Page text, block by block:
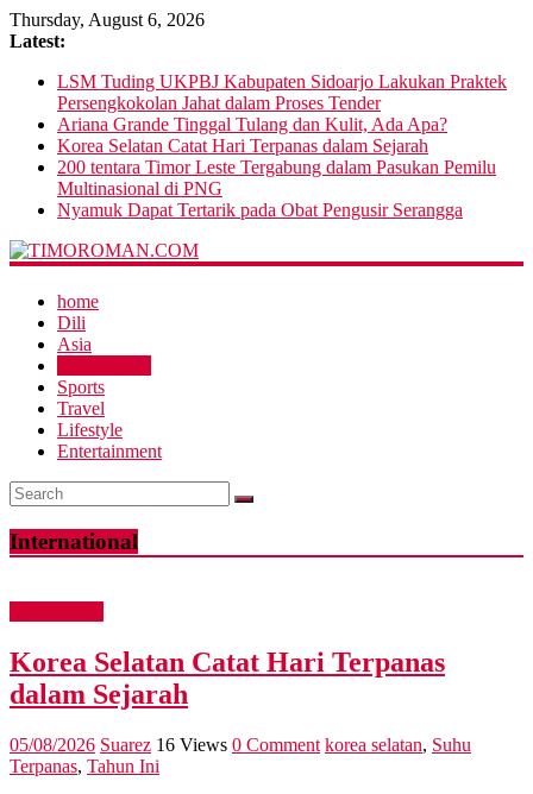
Thursday, August 6, 2026
Latest:
LSM Tuding UKPBJ Kabupaten Sidoarjo Lakukan Praktek
Persengkokolan Jahat dalam Proses Tender
Ariana Grande Tinggal Tulang dan Kulit, Ada Apa?
Korea Selatan Catat Hari Terpanas dalam Sejarah
200 tentara Timor Leste Tergabung dalam Pasukan Pemilu
Multinasional di PNG
Nyamuk Dapat Tertarik pada Obat Pengusir Serangga
home
Dili
Asia
Sports
Travel
Lifestyle
Entertainment
International
Korea Selatan Catat Hari Terpanas
dalam Sejarah
05/08/2026 Suarez 16 Views 0 Comment korea selatan, Suhu
Terpanas, Tahun Ini